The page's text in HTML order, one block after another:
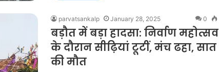
parvatsankalp January 28, 2025 0
बड़ौत में बड़ा हादसा: निर्वाण महोत्सव
के दौरान सीढ़ियां टूटीं, मंच ढहा, सात
की मौत